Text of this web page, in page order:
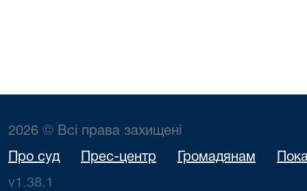
2026 © Всі права захищені
Про суд Прес-центр Громадянам
v1.38.1